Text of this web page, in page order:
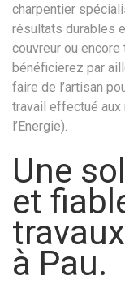
charpentier
résultats durables
couvreur ou
bénéficierez par
faire de l’artisan
travail effectué aux
l’Energie).
Une
et
à Pau.